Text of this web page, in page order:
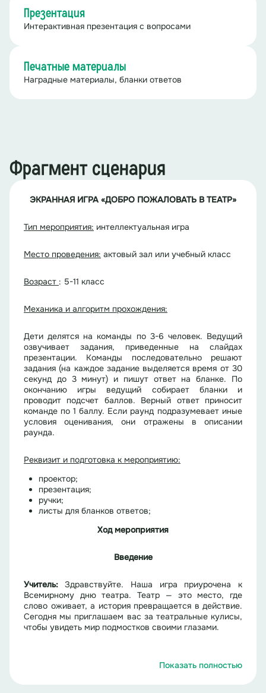
Презентация
Интерактивная презентация с вопросами
Печатные материалы
Наградные материалы, бланки ответов
Фрагмент сценария
ЭКРАННАЯ ИГРА «ДОБРО ПОЖАЛОВАТЬ В ТЕАТР»
Тип мероприятия: интеллектуальная игра
Место проведения: актовый зал или учебный класс
Возраст : 5-11 класс
Механика и алгоритм прохождения:
Дети делятся на команды по 3-6 человек. Ведущий
озвучивает задания, приведенные на слайдах
презентации. Команды последовательно решают
задания (на каждое задание выделяется время от 30
секунд до 3 минут) и пишут ответ на бланке. По
окончанию игры ведущий собирает бланки и
проводит подсчет баллов. Верный ответ приносит
команде по 1 баллу. Если раунд подразумевает иные
условия оценивания, они отражены в описании
раунда.
Реквизит и подготовка к мероприятию:
проектор;
презентация;
ручки;
листы для бланков ответов;
Ход мероприятия
Введение
Учитель: Здравствуйте. Наша игра приурочена к
Всемирному дню театра. Театр — это место, где
слово оживает, а история превращается в действие.
Сегодня мы приглашаем вас за театральные кулисы,
чтобы увидеть мир подмостков своими глазами.
Показать полностью